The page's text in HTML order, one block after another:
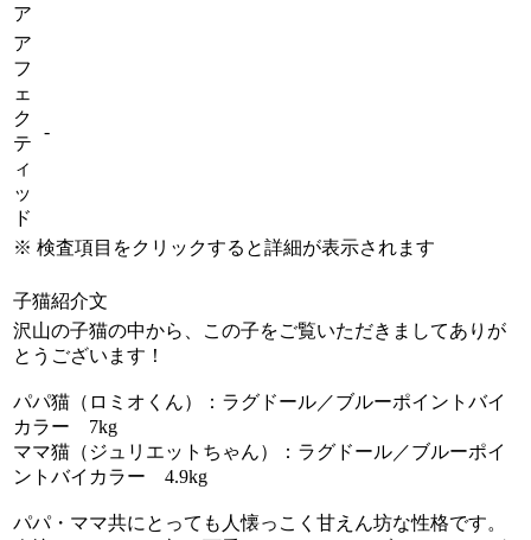
ア
ア
フ
ェ
ク
テ
ィ
ッ
ド
-
※ 検査項目をクリックすると詳細が表示されます
子猫紹介文
沢山の子猫の中から、この子をご覧いただきましてありが
とうございます！
パパ猫（ロミオくん）：ラグドール／ブルーポイントバイ
カラー 7kg
ママ猫（ジュリエットちゃん）：ラグドール／ブルーポイ
ントバイカラー 4.9kg
パパ・ママ共にとっても人懐っこく甘えん坊な性格です。